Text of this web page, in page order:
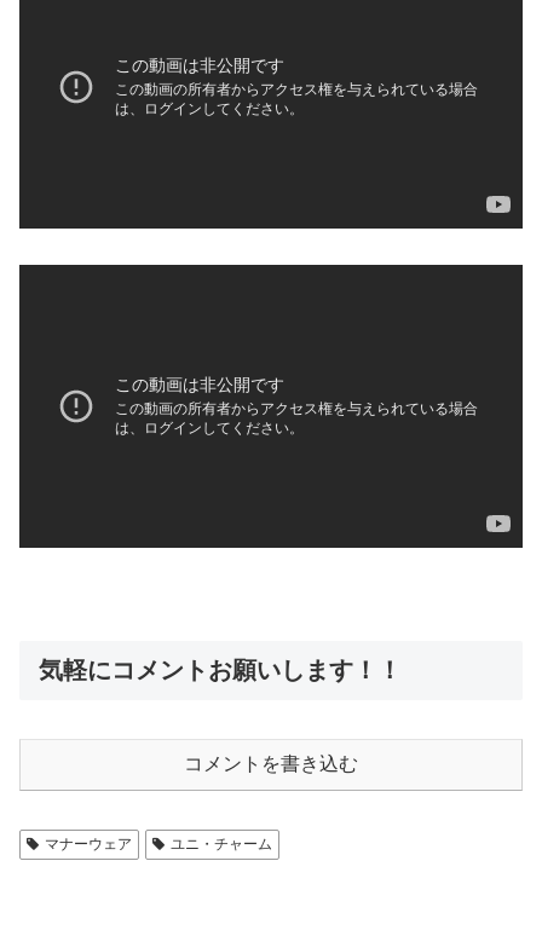
気軽にコメントお願いします！！
コメントを書き込む
マナーウェア ユニ・チャーム